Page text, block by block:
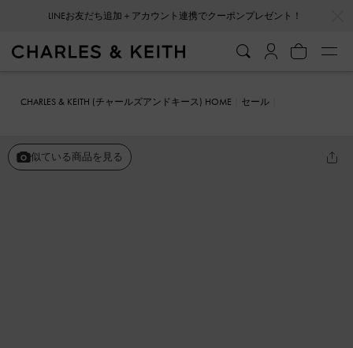
LINEお友だち追加＋アカウント連携でクーポンプレゼント！
CHARLES & KEITH (チャールズアンドキース) HOME
セール
似ている商品を見る